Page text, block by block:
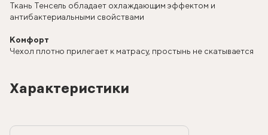
Ткань Тенсель обладает охлаждающим эффектом и
антибактериальными свойствами
Комфорт
Чехол плотно прилегает к матрасу, простынь не скатывается
Характеристики